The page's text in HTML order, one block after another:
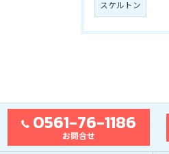
スケルトン
0561-76-1186
お問合せ